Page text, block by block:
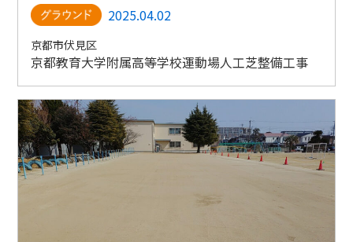
2025.04.02
京都市伏見区
京都教育大学附属高等学校運動場人工芝整備工事